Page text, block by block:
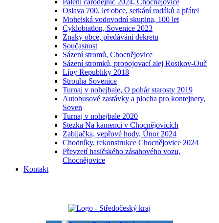
Oslava 700. let obce, setkání rodáků a přátel
Mohelská vodovodní skupina, 100 let
Cyklobiatlon, Sovenice 2023
Znaky obce, předávání dekretu
Současnost
Sázení stromů, Chocnějovice
Sázení stromků, propojovací alej Rostkov-Ouč
Lípy Republiky 2018
Strouha Sovenice
Turnaj v nohejbale, O pohár starosty 2019
Autobusové zastávky a plocha pro kontejnery,
Soven
Turnaj v nohejbale 2020
Stezka Na kamenci v Chocnějovicích
Zabijačka, vepřové hody, Únor 2024
Chodníky, rekonstrukce Chocnějovice 2024
Převzetí hasičského zásahového vozu,
Chocnějovice
Kontakt